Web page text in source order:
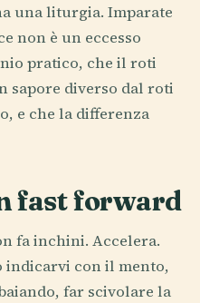
una liturgia. Imparate
non è un eccesso
pratico, che il roti
sapore diverso dal roti
e che la differenza
fast forward
fa inchini. Accelera.
indicarvi con il mento,
far scivolare la